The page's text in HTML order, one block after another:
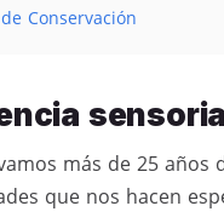
Conservación
más de 25
que nos hacen